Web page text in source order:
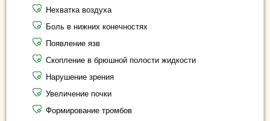
Нехватка воздуха
Боль в нижних конечностях
Появление язв
Скопление в брюшной полости жидкости
Нарушение зрения
Увеличение почки
Формирование тромбов